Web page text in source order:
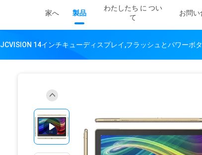
家へ 製品
わたしたち に つい
て
お問い
JCVISION 14インチキューディスプレイ,フラッシュとパワーボ